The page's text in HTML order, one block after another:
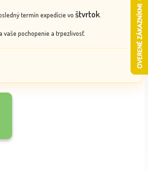
termín expedície vo štvrtok.
pochopenie a trpezlivosť.